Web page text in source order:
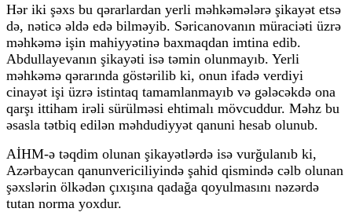
Hər iki şəxs bu qərarlardan yerli məhkəmələrə şikayət etsə
də, nəticə əldə edə bilməyib. Səricanovanın müraciəti üzrə
məhkəmə işin mahiyyətinə baxmaqdan imtina edib.
Abdullayevanın şikayəti isə təmin olunmayıb. Yerli
məhkəmə qərarında göstərilib ki, onun ifadə verdiyi
cinayət işi üzrə istintaq tamamlanmayıb və gələcəkdə ona
qarşı ittiham irəli sürülməsi ehtimalı mövcuddur. Məhz bu
əsasla tətbiq edilən məhdudiyyət qanuni hesab olunub.
AİHM-ə təqdim olunan şikayətlərdə isə vurğulanıb ki,
Azərbaycan qanunvericiliyində şahid qismində cəlb olunan
şəxslərin ölkədən çıxışına qadağa qoyulmasını nəzərdə
tutan norma yoxdur.